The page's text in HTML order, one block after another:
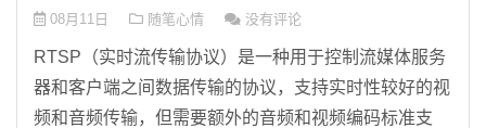
08月11日 随笔心情 没有评论
RTSP（实时流传输协议）是一种用于控制流媒体服务
器和客户端之间数据传输的协议，支持实时性较好的视
频和音频传输，但需要额外的音频和视频编码标准支